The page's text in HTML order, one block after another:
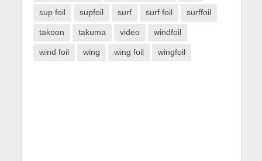
sup foil supfoil surf surf foil surffoil
takoon takuma video windfoil
wind foil wing wing foil wingfoil